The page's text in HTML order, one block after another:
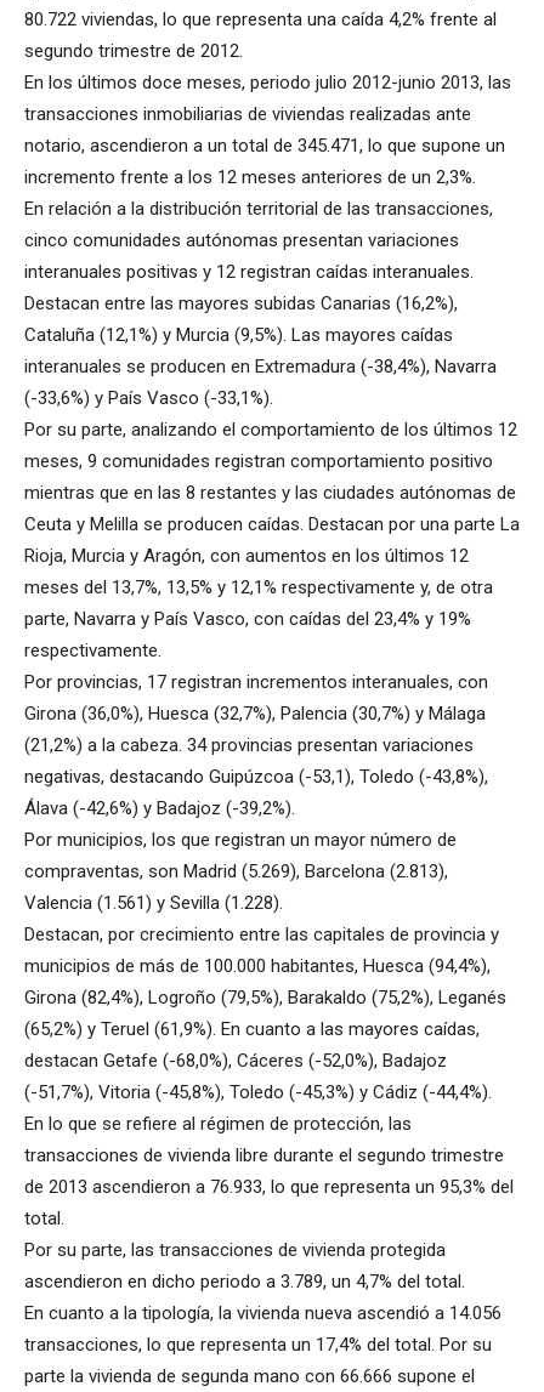
80.722 viviendas, lo que representa una caída 4,2% frente al
segundo trimestre de 2012.
En los últimos doce meses, periodo julio 2012-junio 2013, las
transacciones inmobiliarias de viviendas realizadas ante
notario, ascendieron a un total de 345.471, lo que supone un
incremento frente a los 12 meses anteriores de un 2,3%.
En relación a la distribución territorial de las transacciones,
cinco comunidades autónomas presentan variaciones
interanuales positivas y 12 registran caídas interanuales.
Destacan entre las mayores subidas Canarias (16,2%),
Cataluña (12,1%) y Murcia (9,5%). Las mayores caídas
interanuales se producen en Extremadura (-38,4%), Navarra
(-33,6%) y País Vasco (-33,1%).
Por su parte, analizando el comportamiento de los últimos 12
meses, 9 comunidades registran comportamiento positivo
mientras que en las 8 restantes y las ciudades autónomas de
Ceuta y Melilla se producen caídas. Destacan por una parte La
Rioja, Murcia y Aragón, con aumentos en los últimos 12
meses del 13,7%, 13,5% y 12,1% respectivamente y, de otra
parte, Navarra y País Vasco, con caídas del 23,4% y 19%
respectivamente.
Por provincias, 17 registran incrementos interanuales, con
Girona (36,0%), Huesca (32,7%), Palencia (30,7%) y Málaga
(21,2%) a la cabeza. 34 provincias presentan variaciones
negativas, destacando Guipúzcoa (-53,1), Toledo (-43,8%),
Álava (-42,6%) y Badajoz (-39,2%).
Por municipios, los que registran un mayor número de
compraventas, son Madrid (5.269), Barcelona (2.813),
Valencia (1.561) y Sevilla (1.228).
Destacan, por crecimiento entre las capitales de provincia y
municipios de más de 100.000 habitantes, Huesca (94,4%),
Girona (82,4%), Logroño (79,5%), Barakaldo (75,2%), Leganés
(65,2%) y Teruel (61,9%). En cuanto a las mayores caídas,
destacan Getafe (-68,0%), Cáceres (-52,0%), Badajoz
(-51,7%), Vitoria (-45,8%), Toledo (-45,3%) y Cádiz (-44,4%).
En lo que se refiere al régimen de protección, las
transacciones de vivienda libre durante el segundo trimestre
de 2013 ascendieron a 76.933, lo que representa un 95,3% del
total.
Por su parte, las transacciones de vivienda protegida
ascendieron en dicho periodo a 3.789, un 4,7% del total.
En cuanto a la tipología, la vivienda nueva ascendió a 14.056
transacciones, lo que representa un 17,4% del total. Por su
parte la vivienda de segunda mano con 66.666 supone el